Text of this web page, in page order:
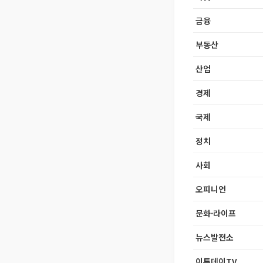
금융
부동산
산업
경제
국제
정치
사회
오피니언
문화·라이프
뉴스발전소